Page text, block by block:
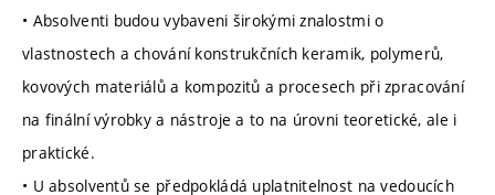
• Absolventi budou vybaveni širokými znalostmi o
vlastnostech a chování konstrukčních keramik, polymerů,
kovových materiálů a kompozitů a procesech při zpracování
na finální výrobky a nástroje a to na úrovni teoretické, ale i
praktické.
• U absolventů se předpokládá uplatnitelnost na vedoucích